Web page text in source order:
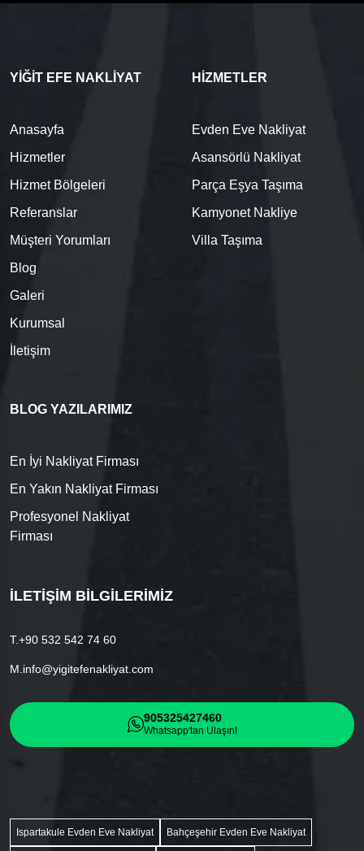
YIĞIT EFE NAKLIYAT
Anasayfa
Hizmetler
Hizmet Bölgeleri
Referanslar
Müşteri Yorumları
Blog
Galeri
Kurumsal
İletişim
HIZMETLER
Evden Eve Nakliyat
Asansörlü Nakliyat
Parça Eşya Taşıma
Kamyonet Nakliye
Villa Taşıma
BLOG YAZILARIMIZ
En İyi Nakliyat Firması
En Yakın Nakliyat Firması
Profesyonel Nakliyat
Firması
İLETIŞIM BILGILERIMIZ
T.+90 532 542 74 60
M. info@yigitefenakliyat.com
905325427460
Whatsapp'tan Ulaşın!
Ispartakule Evden Eve Nakliyat Bahçeşehir Evden Eve Nakliyat